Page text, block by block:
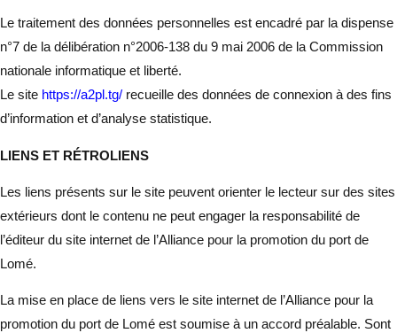
Le traitement des données personnelles est encadré par la dispense
n°7 de la délibération n°2006-138 du 9 mai 2006 de la Commission
nationale informatique et liberté.
Le site https://a2pl.tg/ recueille des données de connexion à des fins
d’information et d’analyse statistique.
LIENS ET RÉTROLIENS
Les liens présents sur le site peuvent orienter le lecteur sur des sites
extérieurs dont le contenu ne peut engager la responsabilité de
l’éditeur du site internet de l’Alliance pour la promotion du port de
Lomé.
La mise en place de liens vers le site internet de l’Alliance pour la
promotion du port de Lomé est soumise à un accord préalable. Sont